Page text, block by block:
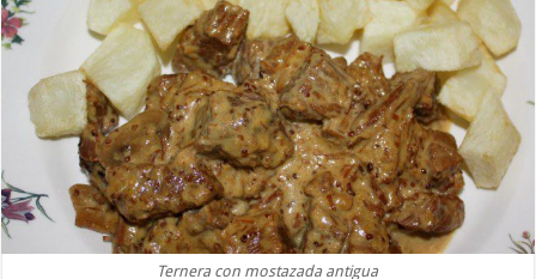
Ternera con mostazada antigua